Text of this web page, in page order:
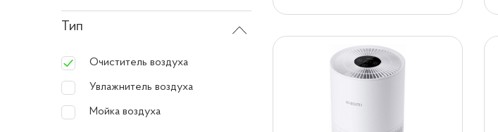
Тип
Очиститель воздуха
Увлажнитель воздуха
Мойка воздуха